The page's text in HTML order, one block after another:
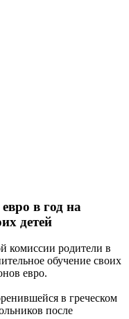
в год на
детей
комиссии родители в
обучение своих
евро.
в греческом
после